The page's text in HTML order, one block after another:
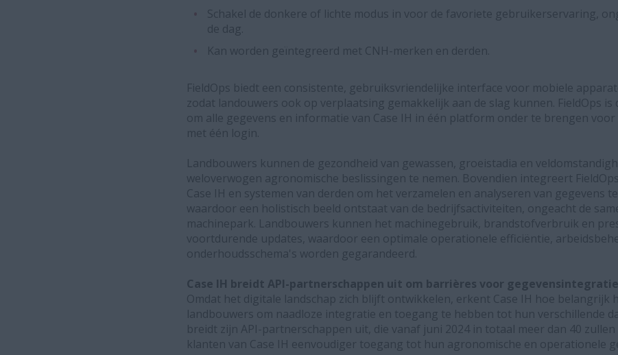
Schakel de donkere of lichte modus in voor de favoriete gebruikerservaring,
de dag.
Kan worden geïntegreerd met CNH-merken en derden.
FieldOps biedt een consistente, gebruiksvriendelijke interface voor mobiele
zodat landouwers ook op verplaatsing gemakkelijk aan de slag kunnen. FieldOps
om alle gegevens en informatie van Case IH in één platform onder te brengen
met één login.
Landbouwers kunnen de gezondheid van gewassen, groeistadia en
weloverwogen agronomische beslissingen te nemen. Bovendien integreert
Case IH en systemen van derden om het verzamelen en analyseren van gegevens
waardoor een holistisch beeld ontstaat van de bedrijfsactiviteiten, ongeacht de
machinepark. Landbouwers kunnen het machinegebruik, brandstofverbruik en
voortdurende updates, waardoor een optimale operationele efficiëntie,
onderhoudsschema's worden gegarandeerd.
Case IH breidt API-partnerschappen uit om barrières voor
Omdat het digitale landschap zich blijft ontwikkelen, erkent Case IH hoe belangrijk
landbouwers om naadloze integratie en toegang te hebben tot hun verschillende
breidt zijn API-partnerschappen uit, die vanaf juni 2024 in totaal meer dan 40
klanten van Case IH eenvoudiger toegang tot hun agronomische en operationele